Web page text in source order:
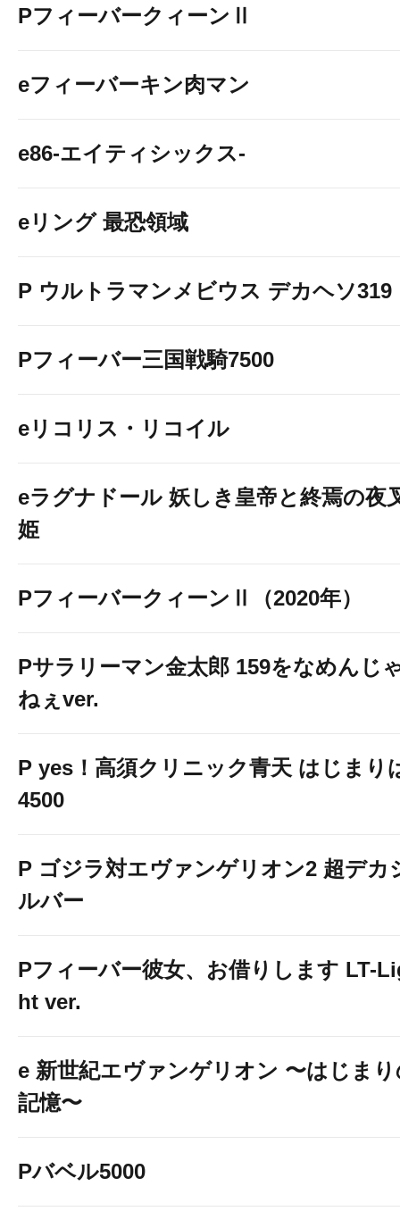
PフィーバークィーンⅡ
eフィーバーキン肉マン
e86-エイティシックス-
eリング 最恐領域
P ウルトラマンメビウス デカヘソ319
Pフィーバー三国戦騎7500
eリコリス・リコイル
eラグナドール 妖しき皇帝と終焉の夜
姫
PフィーバークィーンⅡ（2020年）
Pサラリーマン金太郎 159をなめんじ
ねぇver.
P yes！高須クリニック青天 はじまり
4500
P ゴジラ対エヴァンゲリオン2 超デカ
ルバー
Pフィーバー彼女、お借りします LT-
ht ver.
e 新世紀エヴァンゲリオン 〜はじま
記憶〜
Pバベル5000